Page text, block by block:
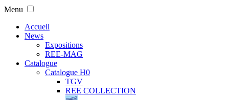
Menu
Accueil
News
Expositions
REE-MAG
Catalogue
Catalogue H0
TGV
REE COLLECTION